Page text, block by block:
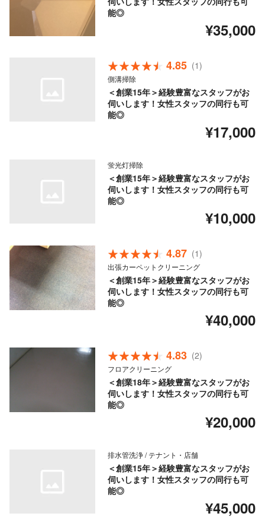
能◎
¥35,000
4.85 (1)
側溝掃除
＜創業15年＞経験豊富なスタッフがお
伺いします！女性スタッフの同行も可
能◎
¥17,000
蛍光灯掃除
＜創業15年＞経験豊富なスタッフがお
伺いします！女性スタッフの同行も可
能◎
¥10,000
4.87 (1)
出張カーペットクリーニング
＜創業15年＞経験豊富なスタッフがお
伺いします！女性スタッフの同行も可
能◎
¥40,000
4.83 (2)
フロアクリーニング
＜創業18年＞経験豊富なスタッフがお
伺いします！女性スタッフの同行も可
能◎
¥20,000
排水管洗浄 / テナント・店舗
＜創業15年＞経験豊富なスタッフがお
伺いします！女性スタッフの同行も可
能◎
¥45,000